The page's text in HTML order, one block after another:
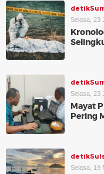
Selasa, 23
Selasa, 23
Mayat
Pering
Selasa, 19